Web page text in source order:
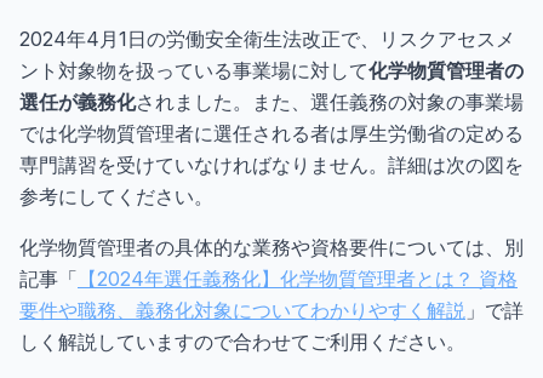
2024年4月1日の労働安全衛生法改正で、リスクアセスメ
ント対象物を扱っている事業場に対して化学物質管理者の
選任が義務化されました。また、選任義務の対象の事業場
では化学物質管理者に選任される者は厚生労働省の定める
専門講習を受けていなければなりません。詳細は次の図を
参考にしてください。
化学物質管理者の具体的な業務や資格要件については、別
記事「 【2024年選任義務化】化学物質管理者とは？ 資格
要件や職務、義務化対象についてわかりやすく解説 」で詳
しく解説していますので合わせてご利用ください。